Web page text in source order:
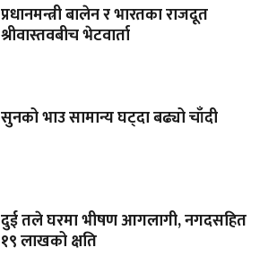
प्रधानमन्त्री बालेन र भारतका राजदूत
श्रीवास्तवबीच भेटवार्ता
सुनको भाउ सामान्य घट्दा बढ्यो चाँदी
दुई तले घरमा भीषण आगलागी, नगदसहित
१९ लाखको क्षति